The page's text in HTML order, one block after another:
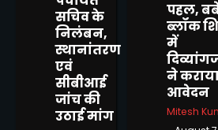
सचिव के
निलंबन,
स्थानांतरण
एवं
सीबीआई
जांच की
उठाई मांग
पहल,
ब्लॉक
में
ने
आवेदन
Mitesh
स्वराज
स्वच्छता और
प्रति किया